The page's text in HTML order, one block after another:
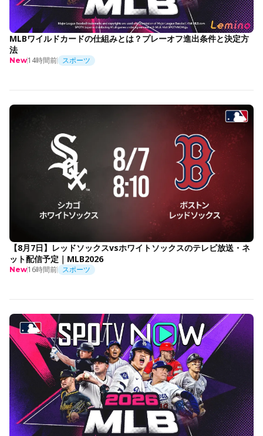
MLBワイルドカードの仕組みとは？プレーオフ進出条件と決定方
法
New14時間前 スポーツ
【8月7日】レッドソックスvsホワイトソックスのテレビ放送・ネ
ット配信予定｜MLB2026
New16時間前 スポーツ